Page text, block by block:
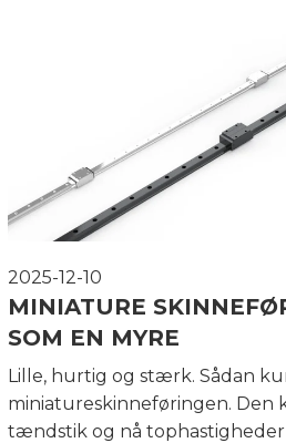
2025-12-10
MINIATURE
SOM EN MYRE
Lille, hurtig og stærk. Sådan
miniatureskinneføringen. Den
tændstik og nå tophastigheder